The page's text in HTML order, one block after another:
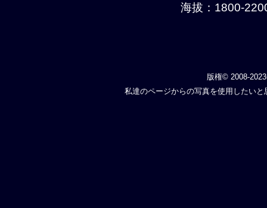
海拔：1800-
版権© 2008-
私達のページからの写真を使用したい